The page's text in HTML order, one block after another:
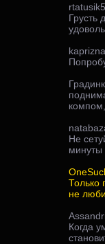
Грусть
Не
минуты
Только
не
Когда